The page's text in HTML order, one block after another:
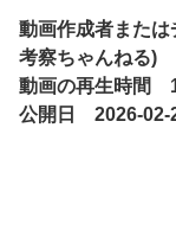
動画作成者また
考察ちゃんねる)
動画の再生時間
公開日 2026-